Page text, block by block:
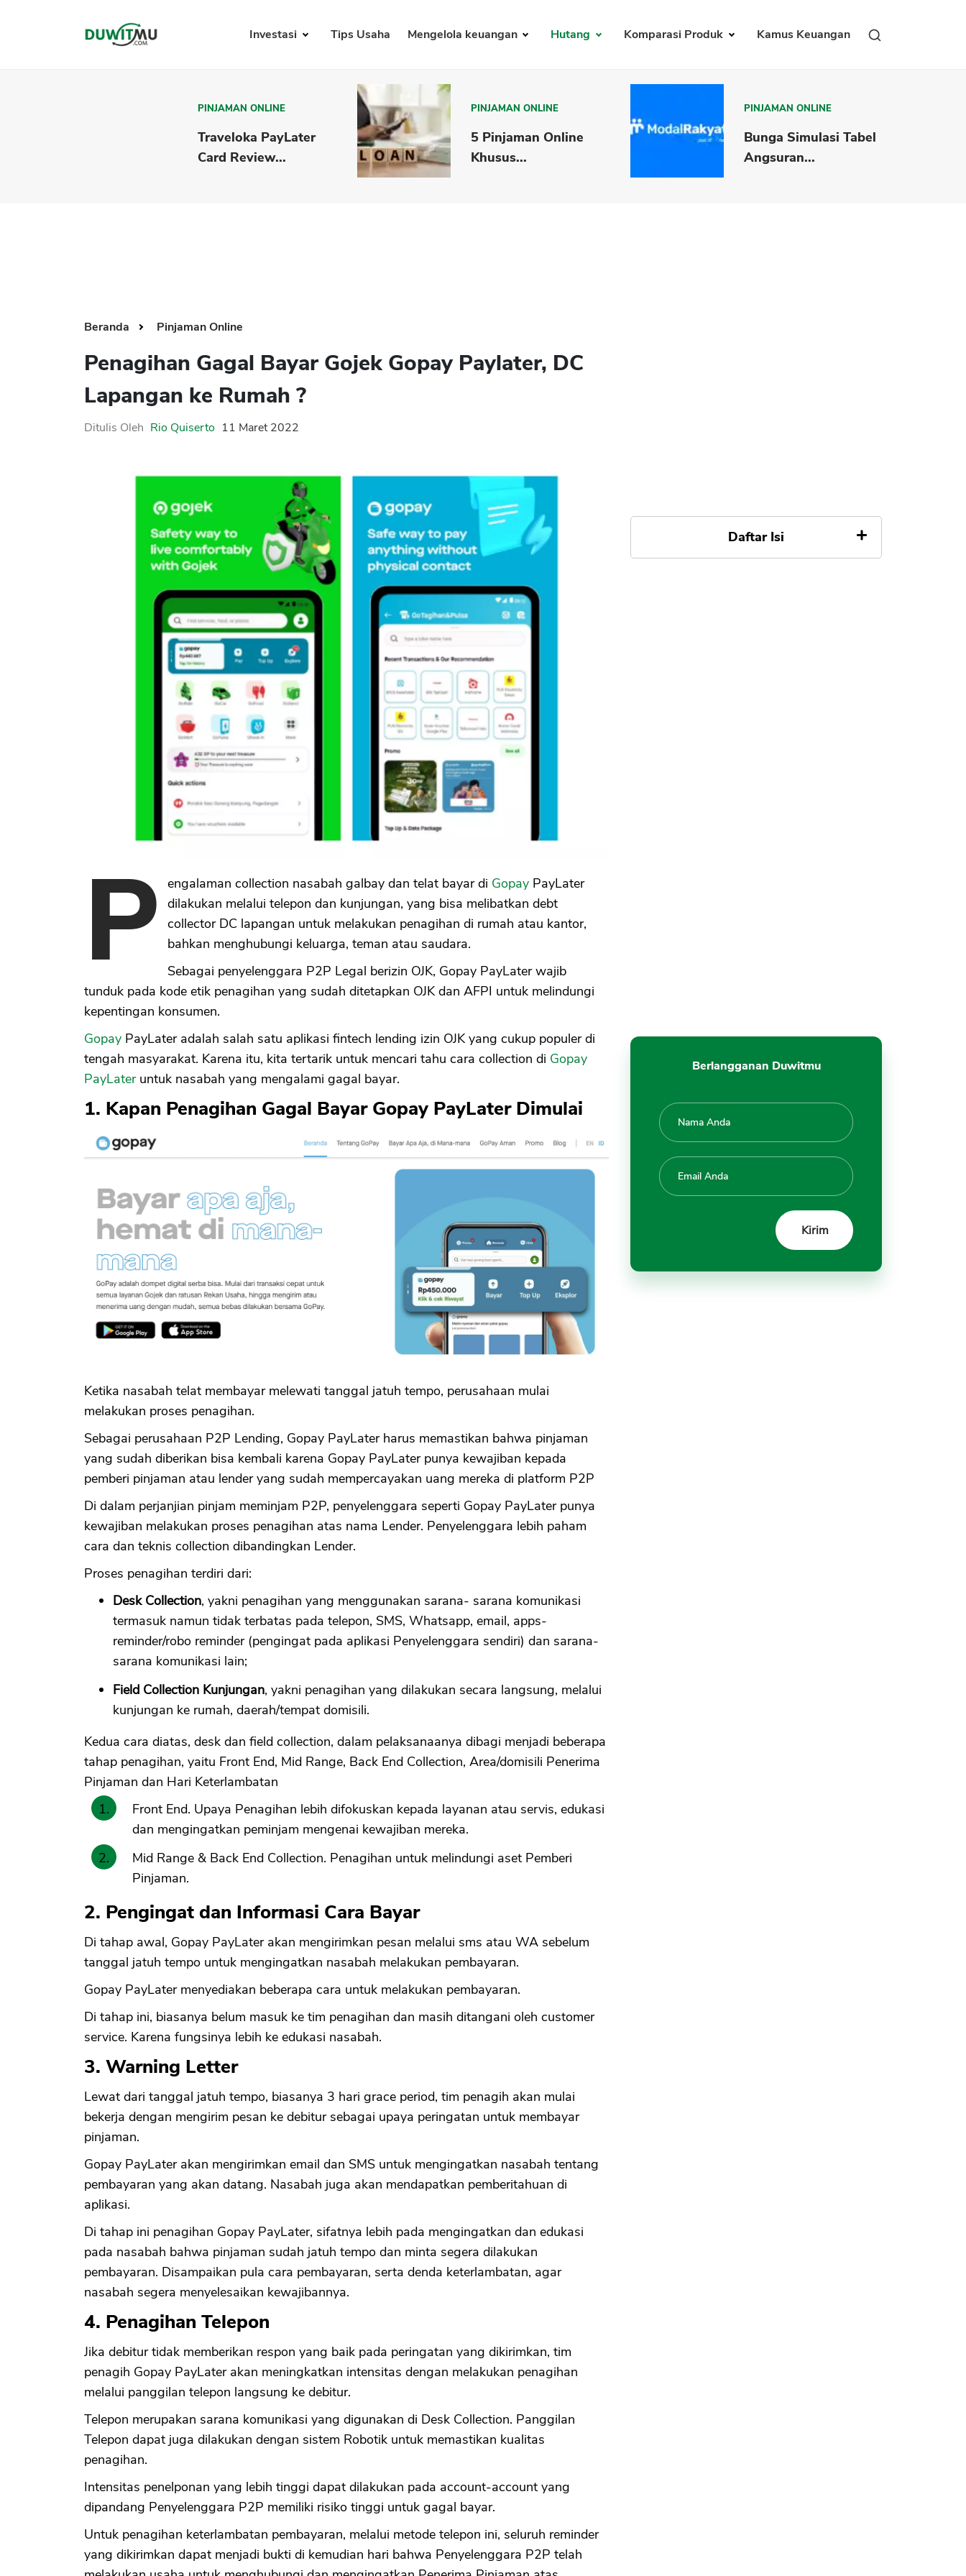
Investasi Tips Usaha Mengelola keuangan Hutang Komparasi Produk Kamus Keuangan
PINJAMAN ONLINE
Traveloka PayLater
Card Review...
PINJAMAN ONLINE
5 Pinjaman Online
Khusus...
PINJAMAN ONLINE
Bunga Simulasi Tabel
Angsuran...
Beranda Pinjaman Online
Penagihan Gagal Bayar Gojek Gopay Paylater, DC
Lapangan ke Rumah ?
Ditulis Oleh Rio Quiserto 11 Maret 2022
P engalaman collection nasabah galbay dan telat bayar di Gopay PayLater
dilakukan melalui telepon dan kunjungan, yang bisa melibatkan debt
collector DC lapangan untuk melakukan penagihan di rumah atau kantor,
bahkan menghubungi keluarga, teman atau saudara.
Sebagai penyelenggara P2P Legal berizin OJK, Gopay PayLater wajib
tunduk pada kode etik penagihan yang sudah ditetapkan OJK dan AFPI untuk melindungi
kepentingan konsumen.
Gopay PayLater adalah salah satu aplikasi fintech lending izin OJK yang cukup populer di
tengah masyarakat. Karena itu, kita tertarik untuk mencari tahu cara collection di Gopay
PayLateruntuk nasabah yang mengalami gagal bayar.
1. Kapan Penagihan Gagal Bayar Gopay PayLater Dimulai
Ketika nasabah telat membayar melewati tanggal jatuh tempo, perusahaan mulai
melakukan proses penagihan.
Sebagai perusahaan P2P Lending, Gopay PayLater harus memastikan bahwa pinjaman
yang sudah diberikan bisa kembali karena Gopay PayLater punya kewajiban kepada
pemberi pinjaman atau lender yang sudah mempercayakan uang mereka di platform P2P
Di dalam perjanjian pinjam meminjam P2P, penyelenggara seperti Gopay PayLater punya
kewajiban melakukan proses penagihan atas nama Lender. Penyelenggara lebih paham
cara dan teknis collection dibandingkan Lender.
Proses penagihan terdiri dari:
Desk Collection, yakni penagihan yang menggunakan sarana- sarana komunikasi
termasuk namun tidak terbatas pada telepon, SMS, Whatsapp, email, apps-
reminder/robo reminder (pengingat pada aplikasi Penyelenggara sendiri) dan sarana-
sarana komunikasi lain;
Field Collection Kunjungan, yakni penagihan yang dilakukan secara langsung, melalui
kunjungan ke rumah, daerah/tempat domisili.
Kedua cara diatas, desk dan field collection, dalam pelaksanaanya dibagi menjadi beberapa
tahap penagihan, yaitu Front End, Mid Range, Back End Collection, Area/domisili Penerima
Pinjaman dan Hari Keterlambatan
Front End. Upaya Penagihan lebih difokuskan kepada layanan atau servis, edukasi
dan mengingatkan peminjam mengenai kewajiban mereka.
Mid Range & Back End Collection. Penagihan untuk melindungi aset Pemberi
Pinjaman.
2. Pengingat dan Informasi Cara Bayar
Di tahap awal, Gopay PayLater akan mengirimkan pesan melalui sms atau WA sebelum
tanggal jatuh tempo untuk mengingatkan nasabah melakukan pembayaran.
Gopay PayLater menyediakan beberapa cara untuk melakukan pembayaran.
Di tahap ini, biasanya belum masuk ke tim penagihan dan masih ditangani oleh customer
service. Karena fungsinya lebih ke edukasi nasabah.
3. Warning Letter
Lewat dari tanggal jatuh tempo, biasanya 3 hari grace period, tim penagih akan mulai
bekerja dengan mengirim pesan ke debitur sebagai upaya peringatan untuk membayar
pinjaman.
Gopay PayLater akan mengirimkan email dan SMS untuk mengingatkan nasabah tentang
pembayaran yang akan datang. Nasabah juga akan mendapatkan pemberitahuan di
aplikasi.
Di tahap ini penagihan Gopay PayLater, sifatnya lebih pada mengingatkan dan edukasi
pada nasabah bahwa pinjaman sudah jatuh tempo dan minta segera dilakukan
pembayaran. Disampaikan pula cara pembayaran, serta denda keterlambatan, agar
nasabah segera menyelesaikan kewajibannya.
4. Penagihan Telepon
Jika debitur tidak memberikan respon yang baik pada peringatan yang dikirimkan, tim
penagih Gopay PayLater akan meningkatkan intensitas dengan melakukan penagihan
melalui panggilan telepon langsung ke debitur.
Telepon merupakan sarana komunikasi yang digunakan di Desk Collection. Panggilan
Telepon dapat juga dilakukan dengan sistem Robotik untuk memastikan kualitas
penagihan.
Intensitas penelponan yang lebih tinggi dapat dilakukan pada account-account yang
dipandang Penyelenggara P2P memiliki risiko tinggi untuk gagal bayar.
Untuk penagihan keterlambatan pembayaran, melalui metode telepon ini, seluruh reminder
yang dikirimkan dapat menjadi bukti di kemudian hari bahwa Penyelenggara P2P telah
Daftar Isi
Berlangganan Duwitmu